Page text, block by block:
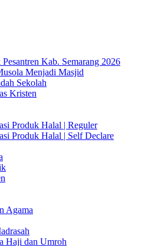
Kab. Semarang 2026
Menjadi Masjid
Sekolah
Kristen
Produk Halal | Reguler
Produk Halal | Self Declare
Agama
Haji dan Umroh